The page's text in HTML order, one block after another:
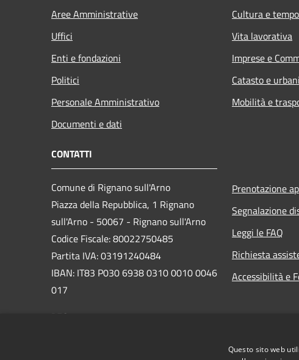
Aree Amministrative
Uffici
Enti e fondazioni
Politici
Personale Amministrativo
Documenti e dati
Cultura e
Vita lavorativa
Imprese e
Catasto e
Mobilità e
CONTATTI
Comune di Rignano sull'Arno
Piazza della Repubblica, 1 Rignano
sull'Arno - 50067 - Rignano sull'Arno
Codice Fiscale: 80022750485
Partita IVA: 03191240484
IBAN: IT83 P030 6938 0310 0010 0046
017
PEC:
Prenotazione
Segnalazione
Leggi le FAQ
Richiesta
Accessibilità e
Questo sito web